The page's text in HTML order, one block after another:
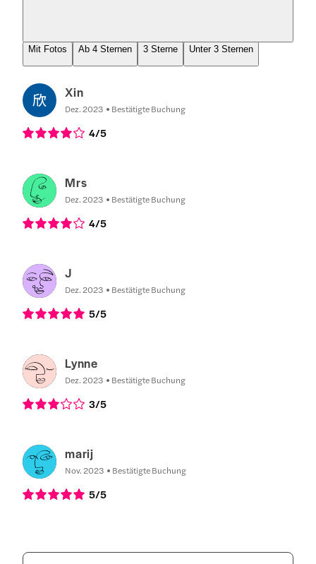
Mit Fotos Ab 4 Sternen 3 Sterne Unter 3 Sternen
Xin
Dez. 2023 Bestätigte Buchung
4/5
Mrs
Dez. 2023 Bestätigte Buchung
4/5
J
Dez. 2023 Bestätigte Buchung
5/5
Lynne
Dez. 2023 Bestätigte Buchung
3/5
marij
Nov. 2023 Bestätigte Buchung
5/5